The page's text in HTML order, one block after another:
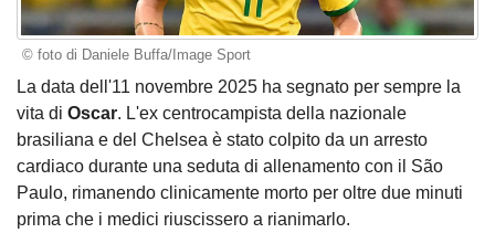
© foto di Daniele Buffa/Image Sport
La data dell'11 novembre 2025 ha segnato per sempre la
vita di Oscar. L'ex centrocampista della nazionale
brasiliana e del Chelsea è stato colpito da un arresto
cardiaco durante una seduta di allenamento con il São
Paulo, rimanendo clinicamente morto per oltre due minuti
prima che i medici riuscissero a rianimarlo.